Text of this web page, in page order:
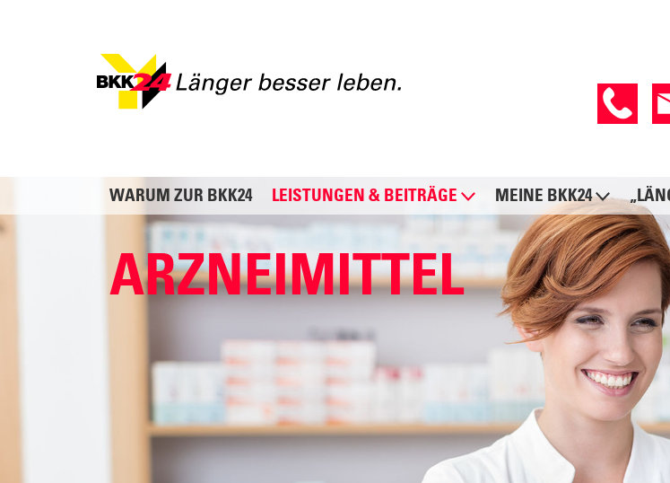
WARUM ZUR BKK24 LEISTUNGEN & BEITRÄGE MEINE BKK24
ARZNEIMITTEL